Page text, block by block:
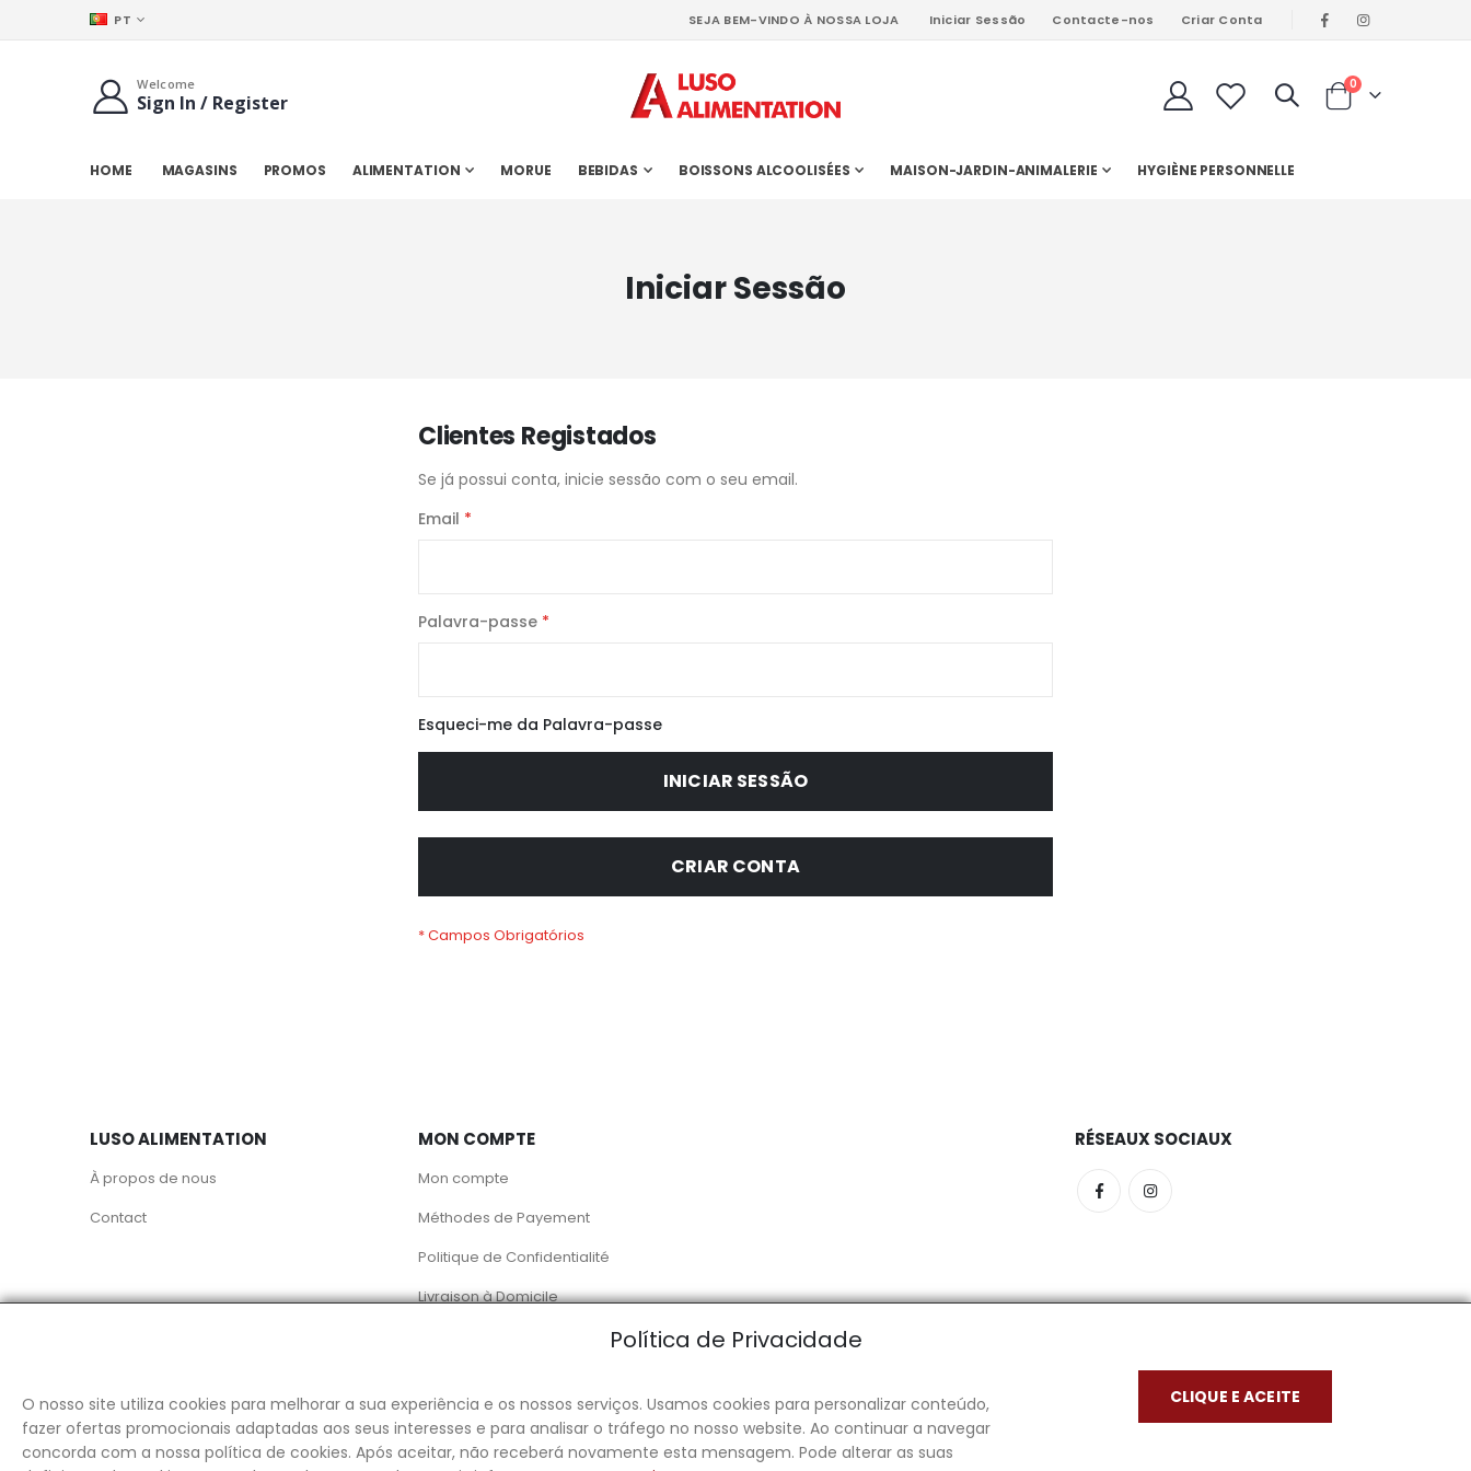
IDIOMA
PT SEJA BEM-VINDO À NOSSA LOJA Iniciar Sessão Contacte-nos Criar Conta
Welcome
Sign In / Register Cart
0artigos
HOME MAGASINS PROMOS ALIMENTATION MORUE BEBIDAS BOISSONS ALCOOLISÉES MAISON-JARDIN-ANIMALERIE HYGIÈNE PERSONNELLE
Iniciar Sessão
Clientes Registados
Se já possui conta, inicie sessão com o seu email.
Email
Palavra-passe
Esqueci-me da Palavra-passe
INICIAR SESSÃO
CRIAR CONTA
Política de Privacidade
O nosso site utiliza cookies para melhorar a sua experiência e os nossos serviços. Usamos cookies para personalizar conteúdo,
fazer ofertas promocionais adaptadas aos seus interesses e para analisar o tráfego no nosso website. Ao continuar a navegar
concorda com a nossa política de cookies. Após aceitar, não receberá novamente esta mensagem. Pode alterar as suas
CLIQUE E ACEITE
LUSO ALIMENTATION
À propos de nous
Contact
MON COMPTE
Mon compte
Méthodes de Payement
Politique de Confidentialité
Livraison à Domicile
RÉSEAUX SOCIAUX